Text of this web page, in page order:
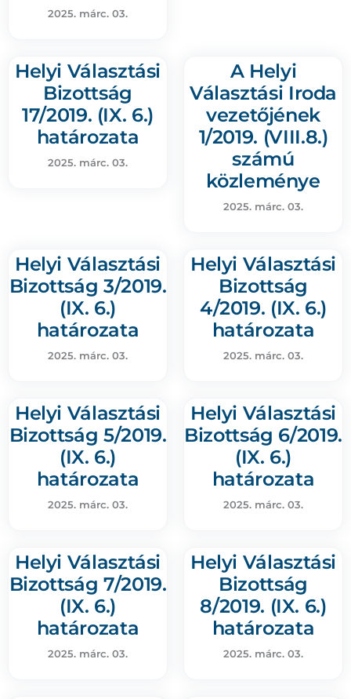
2025. márc. 03.
Helyi Választási
Bizottság
17/2019. (IX. 6.)
határozata
2025. márc. 03.
A Helyi
Választási Iroda
vezetőjének
1/2019. (VIII.8.)
számú
közleménye
2025. márc. 03.
Helyi Választási
Bizottság 3/2019.
(IX. 6.)
határozata
2025. márc. 03.
Helyi Választási
Bizottság
4/2019. (IX. 6.)
határozata
2025. márc. 03.
Helyi Választási
Bizottság 5/2019.
(IX. 6.)
határozata
2025. márc. 03.
Helyi Választási
Bizottság 6/2019.
(IX. 6.)
határozata
2025. márc. 03.
Helyi Választási
Bizottság 7/2019.
(IX. 6.)
határozata
2025. márc. 03.
Helyi Választási
Bizottság
8/2019. (IX. 6.)
határozata
2025. márc. 03.